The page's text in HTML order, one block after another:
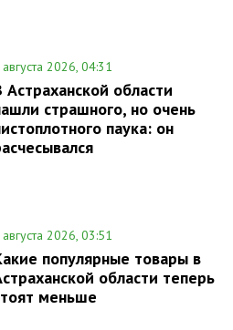
августа 2026, 04:31
Астраханской области
страшного, но очень
паука: он
августа 2026, 03:51
популярные товары в
области теперь
меньше